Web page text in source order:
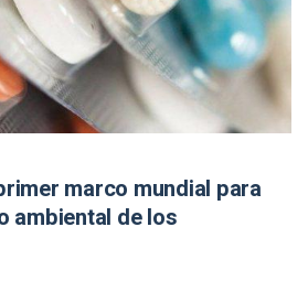
marco mundial para
ambiental de los